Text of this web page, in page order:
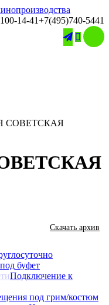
14-41+7(495)740-5441

СОВЕТСКАЯ
Скачать архив
буфет
Подключение к
под грим/костюм